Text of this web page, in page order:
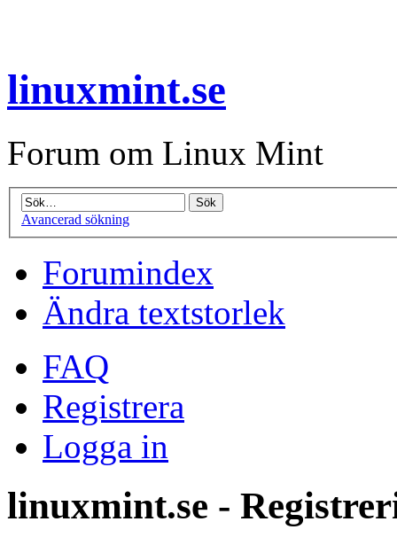
linuxmint.se
Forum om Linux Mint
Avancerad sökning
Forumindex
Ändra textstorlek
FAQ
Registrera
Logga in
linuxmint.se -